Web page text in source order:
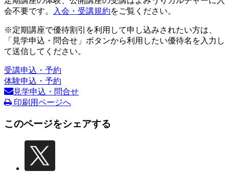
会不要です。
入会・受講規約をご覧ください。
※定期講座で優待割引を利用して申し込みされたい方は、
「見学申込・問合せ」ボタンから利用したい優待名を入力し
て送信してください。
受講申込・予約
体験申込・予約
見学申込・問合せ
印刷用ページへ
このページをシェアする